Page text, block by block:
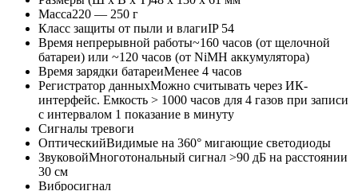
Масса220 — 250 г
Класс защиты от пыли и влагиIP 54
Время непрерывной работы~160 часов (от щелочной
батареи) или ~120 часов (от NiMH аккумулятора)
Время зарядки батареиМенее 4 часов
Регистратор данныхМожно считывать через ИК-
интерфейс. Емкость > 1000 часов для 4 газов при записи
с интервалом 1 показание в минуту
Сигналы тревоги
ОптическийВидимые на 360° мигающие светодиоды
ЗвуковойМноготональный сигнал >90 дБ на расстоянии
30 см
Вибросигнал